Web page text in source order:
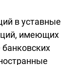
в уставные
имеющих